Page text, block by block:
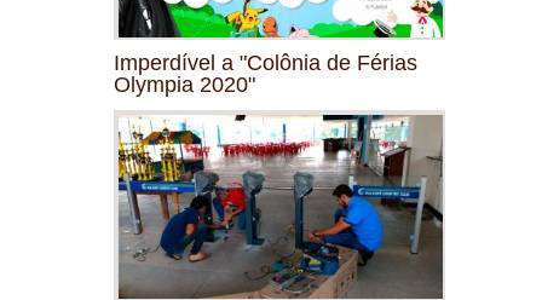
Imperdível a "Colônia de Férias
Olympia 2020"